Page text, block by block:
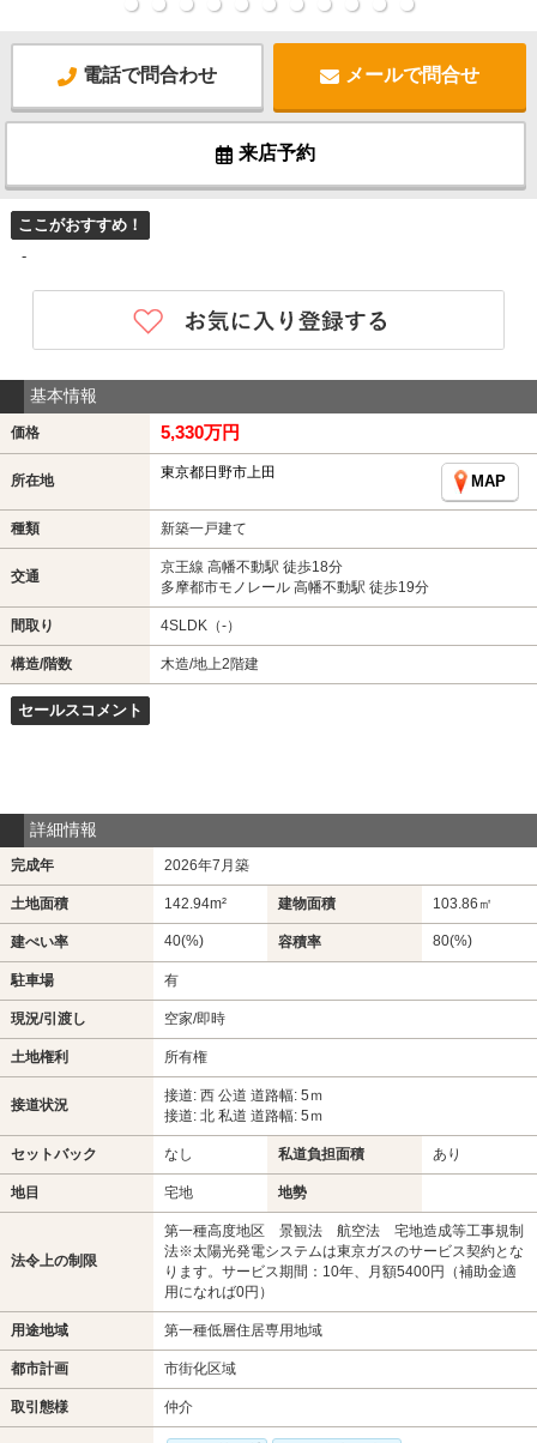
電話で問合わせ メールで問合せ
来店予約
ここがおすすめ！
-
基本情報
価格 5,330万円
所在地 東京都日野市上田
MAP
種類 新築一戸建て
交通
京王線 高幡不動駅 徒歩18分
多摩都市モノレール 高幡不動駅 徒歩19分
間取り 4SLDK（-）
構造/階数 木造/地上2階建
セールスコメント
詳細情報
完成年 2026年7月築
土地面積 142.94m² 建物面積 103.86㎡
建ぺい率 40(%) 容積率 80(%)
駐車場 有
現況/引渡し 空家/即時
土地権利 所有権
接道状況
接道: 西 公道 道路幅: 5ｍ
接道: 北 私道 道路幅: 5ｍ
セットバック なし 私道負担面積 あり
地目 宅地 地勢
法令上の制限
第一種高度地区 景観法 航空法 宅地造成等工事規制
法※太陽光発電システムは東京ガスのサービス契約とな
ります。サービス期間：10年、月額5400円（補助金適
用になれば0円）
用途地域 第一種低層住居専用地域
都市計画 市街化区域
取引態様 仲介